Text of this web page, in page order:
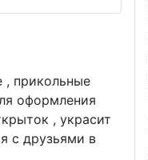
, прикольные
оформления
, украсит
с друзьями в